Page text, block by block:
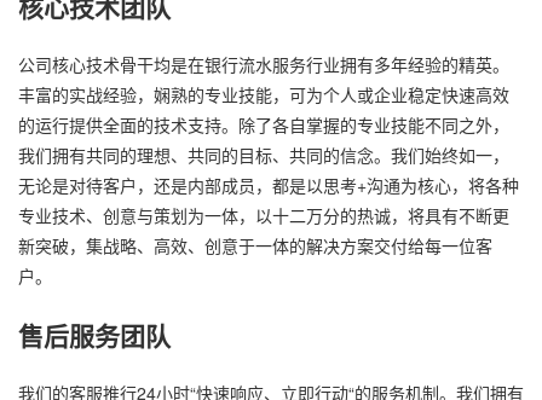
公司核心技术骨干均是在银行流水服务行业拥有多年经验的精英。
丰富的实战经验，娴熟的专业技能，可为个人或企业稳定快速高效
的运行提供全面的技术支持。除了各自掌握的专业技能不同之外，
我们拥有共同的理想、共同的目标、共同的信念。我们始终如一，
无论是对待客户，还是内部成员，都是以思考+沟通为核心，将各种
专业技术、创意与策划为一体，以十二万分的热诚，将具有不断更
新突破，集战略、高效、创意于一体的解决方案交付给每一位客
户。
售后服务团队
我们的客服推行24小时“快速响应、立即行动“的服务机制。我们拥有